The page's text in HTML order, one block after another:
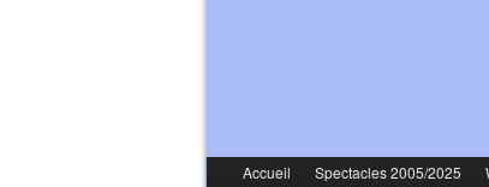
Accueil Spectacles 2005/2025